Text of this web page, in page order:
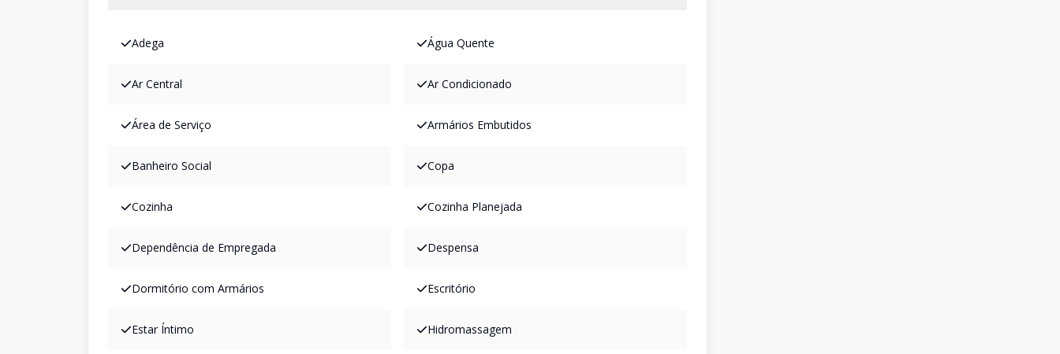
Adega Água Quente
Ar Central Ar Condicionado
Área de Serviço Armários Embutidos
Banheiro Social Copa
Cozinha Cozinha Planejada
Dependência de Empregada Despensa
Dormitório com Armários Escritório
Estar Íntimo Hidromassagem